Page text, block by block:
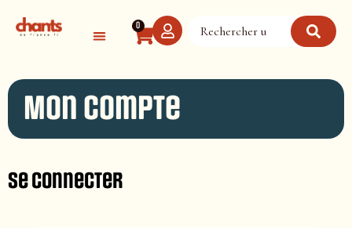
0
Mon compte
Se connecter